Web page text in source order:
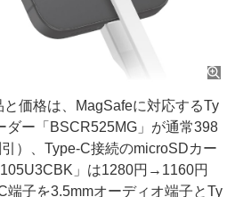
価格は、MagSafeに対応するTy
ダー「BSCR525MG」が通常398
）、Type-C接続のmicroSDカー
」は1280円→1160円
端子を3.5mmオーディオ端子とTy